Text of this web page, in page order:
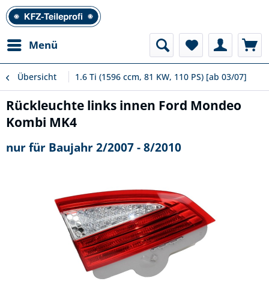
Menü
Übersicht 1.6 Ti (1596 ccm, 81 KW, 110 PS) [ab 03/07]
Rückleuchte links innen Ford Mondeo
Kombi MK4
nur für Baujahr 2/2007 - 8/2010